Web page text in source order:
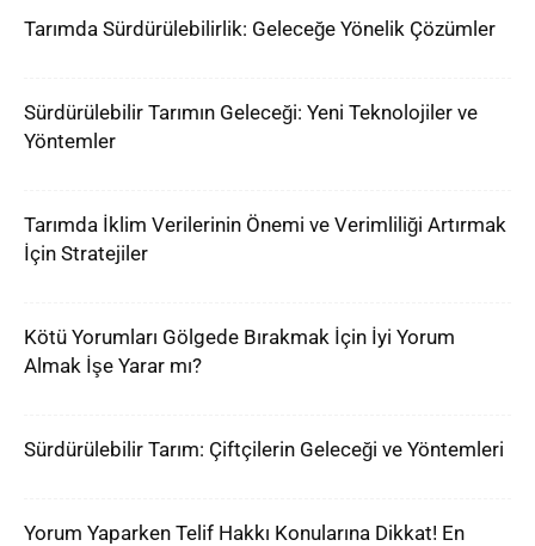
Tarımda Sürdürülebilirlik: Geleceğe Yönelik Çözümler
Sürdürülebilir Tarımın Geleceği: Yeni Teknolojiler ve
Yöntemler
Tarımda İklim Verilerinin Önemi ve Verimliliği Artırmak
İçin Stratejiler
Kötü Yorumları Gölgede Bırakmak İçin İyi Yorum
Almak İşe Yarar mı?
Sürdürülebilir Tarım: Çiftçilerin Geleceği ve Yöntemleri
Yorum Yaparken Telif Hakkı Konularına Dikkat! En